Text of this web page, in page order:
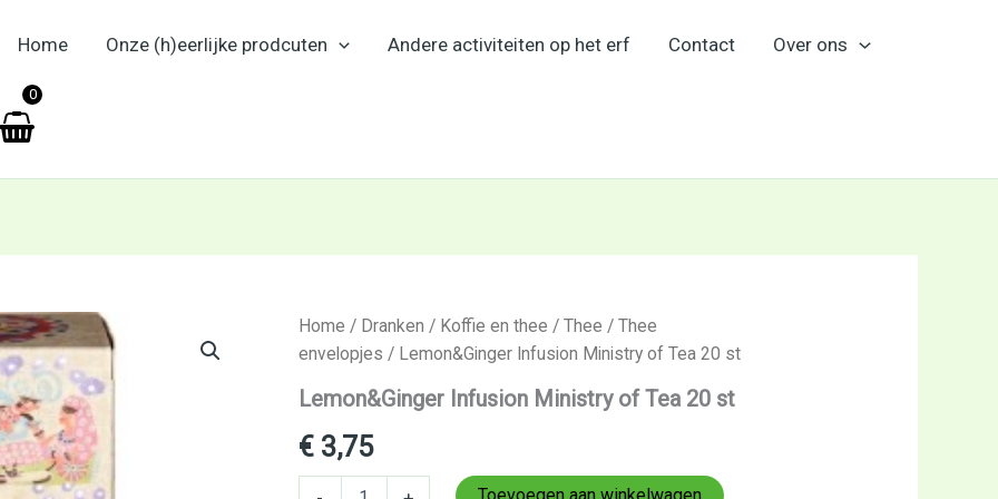
Home Onze (h)eerlijke prodcuten Andere activiteiten op het erf Contact Over ons
0
Home / Dranken / Koffie en thee / Thee / Thee
envelopjes / Lemon&Ginger Infusion Ministry of Tea 20 st
Lemon&Ginger Infusion Ministry of Tea 20 st
€3,75
Lemon&Ginger
Infusion
Ministry
of
Tea
20
st
aantal